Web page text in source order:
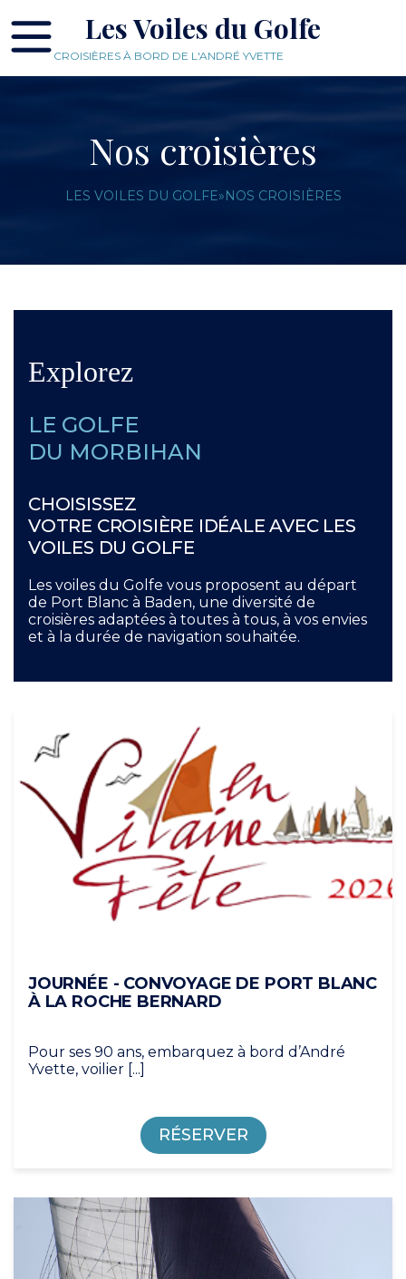
Les Voiles du Golfe
CROISIÈRES À BORD DE L'ANDRÉ YVETTE
Nos croisières
LES VOILES DU GOLFE»NOS CROISIÈRES
Explorez
LE GOLFE
DU MORBIHAN
CHOISISSEZ
VOTRE CROISIÈRE IDÉALE AVEC LES
VOILES DU GOLFE
Les voiles du Golfe vous proposent au départ
de Port Blanc à Baden, une diversité de
croisières adaptées à toutes à tous, à vos envies
et à la durée de navigation souhaitée.
JOURNÉE - CONVOYAGE DE PORT BLANC
À LA ROCHE BERNARD
Pour ses 90 ans, embarquez à bord d’André
Yvette, voilier [...]
RÉSERVER